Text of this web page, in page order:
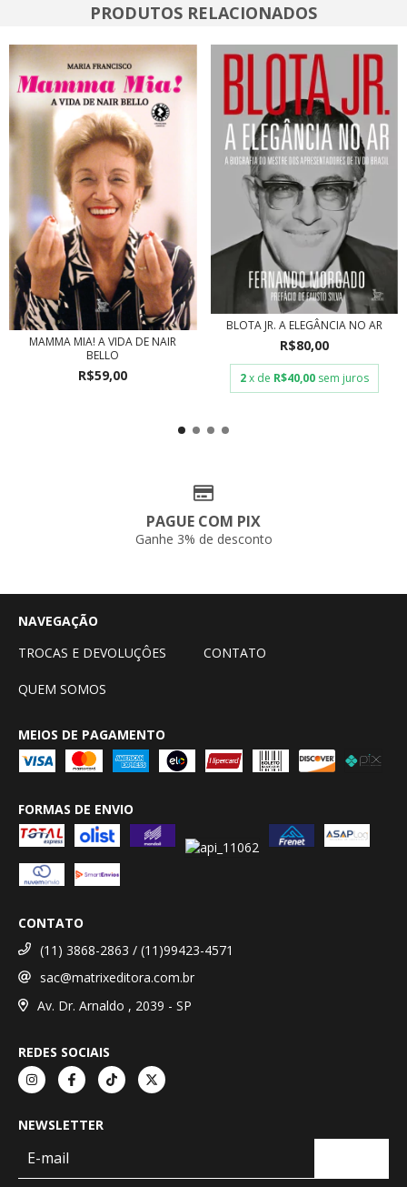
PRODUTOS RELACIONADOS
MAMMA MIA! A VIDA DE NAIR
BELLO
R$59,00
BLOTA JR. A ELEGÂNCIA NO AR
R$80,00
2x de R$40,00 sem juros
PAGUE COM PIX
Ganhe 3% de desconto
NAVEGAÇÃO
TROCAS E DEVOLUÇÔES
CONTATO
QUEM SOMOS
MEIOS DE PAGAMENTO
FORMAS DE ENVIO
CONTATO
(11) 3868-2863 / (11)99423-4571
sac@matrixeditora.com.br
Av. Dr. Arnaldo , 2039 - SP
REDES SOCIAIS
NEWSLETTER